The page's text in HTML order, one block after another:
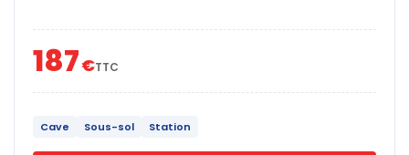
187€TTC
Cave Sous-sol Station